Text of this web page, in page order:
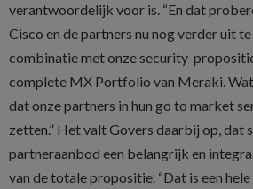
verantwoordelijk voor is. “En dat
Cisco en de partners nu nog verder uit
combinatie met onze security-
complete MX Portfolio van Meraki.
dat onze partners in hun go to market
zetten.” Het valt Govers daarbij op, dat
partneraanbod een belangrijk en
van de totale propositie. “Dat is een